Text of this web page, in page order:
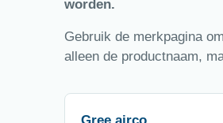
worden.
Gebruik de merkpagina
alleen de productnaam,